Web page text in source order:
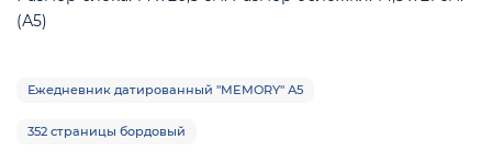
(А5)
Ежедневник датированный "MEMORY" А5
352 страницы бордовый